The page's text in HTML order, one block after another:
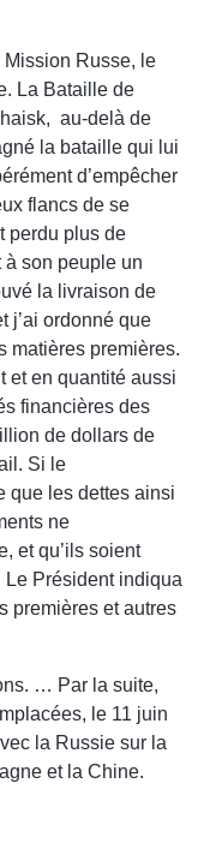
Mission Russe, le
La Bataille de
au-delà de
la bataille qui lui
d’empêcher
flancs de se
perdu plus de
son peuple un
la livraison de
j’ai ordonné que
matières premières.
et en quantité aussi
financières des
de dollars de
Si le
que les dettes ainsi
ne
et qu’ils soient
Président indiqua
premières et autres
… Par la suite,
le 11 juin
la Russie sur la
et la Chine.